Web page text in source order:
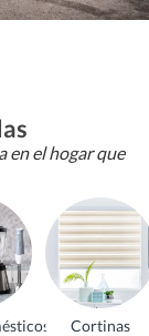
en el hogar que
Cortinas